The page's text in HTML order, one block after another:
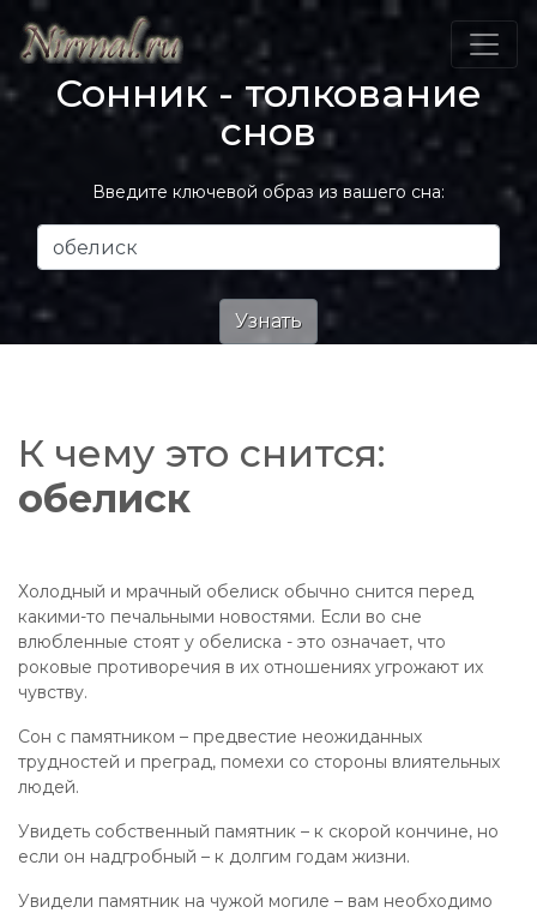
Сонник - толкование
снов
Введите ключевой образ из вашего сна:
К чему это снится:
обелиск
Холодный и мрачный обелиск обычно снится перед
какими-то печальными новостями. Если во сне
влюбленные стоят у обелиска - это означает, что
роковые противоречия в их отношениях угрожают их
чувству.
Сон с памятником – предвестие неожиданных
трудностей и преград, помехи со стороны влиятельных
людей.
Увидеть собственный памятник – к скорой кончине, но
если он надгробный – к долгим годам жизни.
Увидели памятник на чужой могиле – вам необходимо